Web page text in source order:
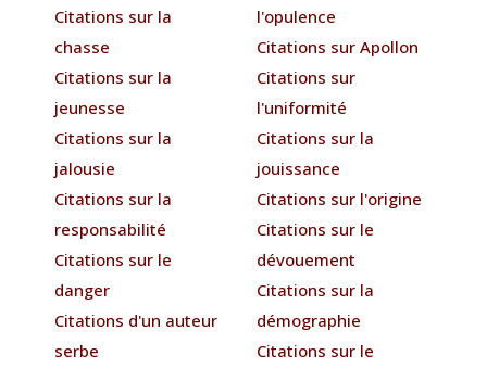
Citations sur la
chasse
Citations sur la
jeunesse
Citations sur la
jalousie
Citations sur la
responsabilité
Citations sur le
danger
Citations d'un auteur
serbe
l'opulence
Citations sur Apollon
Citations sur
l'uniformité
Citations sur la
jouissance
Citations sur l'origine
Citations sur le
dévouement
Citations sur la
démographie
Citations sur le